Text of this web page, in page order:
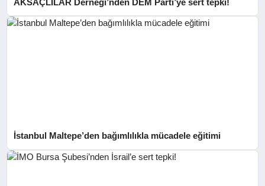
İstanbul Maltepe’den bağımlılıkla mücadele eğitimi